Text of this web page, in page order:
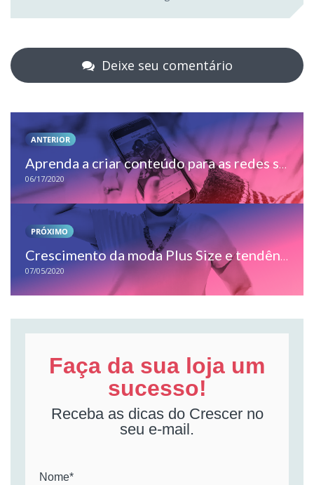
Deixe seu comentário
ANTERIOR
Aprenda a criar conteúdo para as redes sociais da sua loja
06/17/2020
PRÓXIMO
Crescimento da moda Plus Size e tendências para o futuro
07/05/2020
Faça da sua loja um
sucesso!
Receba as dicas do Crescer no
seu e-mail.
Nome*